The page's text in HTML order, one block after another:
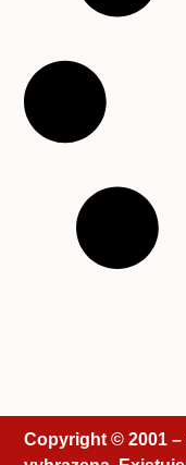
Copyright © 2001 –